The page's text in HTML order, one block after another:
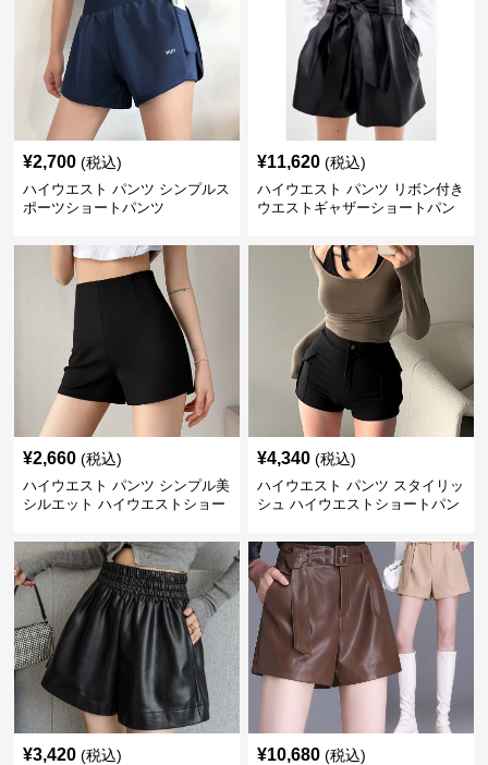
¥2,700 (税込)
ハイウエスト パンツ シンプルス
ポーツショートパンツ
¥11,620 (税込)
ハイウエスト パンツ リボン付き
ウエストギャザーショートパン
¥2,660 (税込)
ハイウエスト パンツ シンプル美
シルエット ハイウエストショー
¥4,340 (税込)
ハイウエスト パンツ スタイリッ
シュ ハイウエストショートパン
¥3,420 (税込) ¥10,680 (税込)